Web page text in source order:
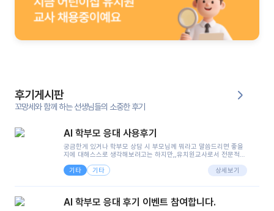
후기게시판
꼬망세와 함께 하는 선생님들의 소중한 후기
AI 학부모 응대 사용후기
궁금한게 있거나 학부모 상담 시 부모님께 뭐라고 말씀드리면 좋을
지에 대해스스로 생각해보려고는 하지만,,유치원교사로서 전문적인
려니 어려울때가...^^(저만 그런거 아니죠 ㅜㅜ)꼬망봇의 장점은 지
피티나 제미나이는 몇세이고 여자인지 남자인지 등그래도 좀 기본
정보를 제공하면서 물어봐야할 때가 있어그때마다 정보를 입력하는
으셔서 고민이 됐는데ai 학부모 응대를 써볼 수 있어서 좋았어요!앞
기타 기타 상세보기
AI 학부모 응대 후기 이벤트 참여합니다.